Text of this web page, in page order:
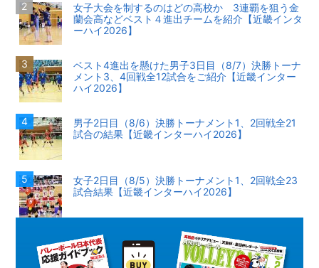
女子大会を制するのはどの高校か 3連覇を狙う金
蘭会高などベスト４進出チームを紹介【近畿インタ
ーハイ2026】
ベスト4進出を懸けた男子3日目（8/7）決勝トーナ
メント3、4回戦全12試合をご紹介【近畿インター
ハイ2026】
男子2日目（8/6）決勝トーナメント1、2回戦全21
試合の結果【近畿インターハイ2026】
女子2日目（8/5）決勝トーナメント1、2回戦全23
試合結果【近畿インターハイ2026】